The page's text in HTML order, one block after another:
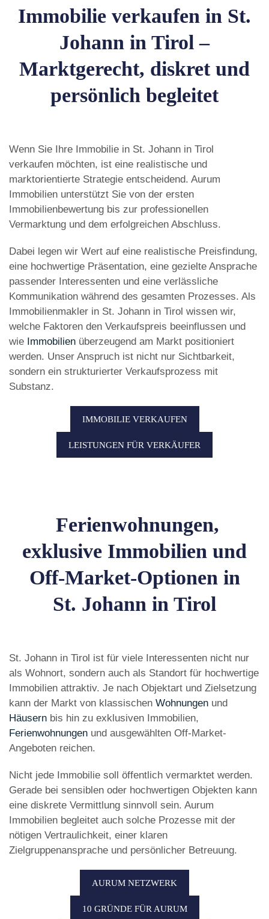
Immobilie verkaufen in St.
Johann in Tirol –
Marktgerecht, diskret und
persönlich begleitet
Wenn Sie Ihre Immobilie in St. Johann in Tirol
verkaufen möchten, ist eine realistische und
marktorientierte Strategie entscheidend. Aurum
Immobilien unterstützt Sie von der ersten
Immobilienbewertung bis zur professionellen
Vermarktung und dem erfolgreichen Abschluss.
Dabei legen wir Wert auf eine realistische Preisfindung,
eine hochwertige Präsentation, eine gezielte Ansprache
passender Interessenten und eine verlässliche
Kommunikation während des gesamten Prozesses. Als
Immobilienmakler in St. Johann in Tirol wissen wir,
welche Faktoren den Verkaufspreis beeinflussen und
wie Immobilien überzeugend am Markt positioniert
werden. Unser Anspruch ist nicht nur Sichtbarkeit,
sondern ein strukturierter Verkaufsprozess mit
Substanz.
IMMOBILIE VERKAUFEN
LEISTUNGEN FÜR VERKÄUFER
Ferienwohnungen,
exklusive Immobilien und
Off-Market-Optionen in
St. Johann in Tirol
St. Johann in Tirol ist für viele Interessenten nicht nur
als Wohnort, sondern auch als Standort für hochwertige
Immobilien attraktiv. Je nach Objektart und Zielsetzung
kann der Markt von klassischen Wohnungen und
Häusern bis hin zu exklusiven Immobilien,
Ferienwohnungen und ausgewählten Off-Market-
Angeboten reichen.
Nicht jede Immobilie soll öffentlich vermarktet werden.
Gerade bei sensiblen oder hochwertigen Objekten kann
eine diskrete Vermittlung sinnvoll sein. Aurum
Immobilien begleitet auch solche Prozesse mit der
nötigen Vertraulichkeit, einer klaren
Zielgruppenansprache und persönlicher Betreuung.
AURUM NETZWERK
10 GRÜNDE FÜR AURUM